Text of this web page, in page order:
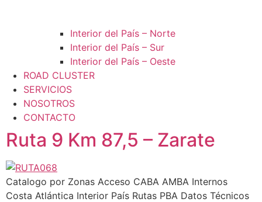
Interior del País – Norte
Interior del País – Sur
Interior del País – Oeste
ROAD CLUSTER
SERVICIOS
NOSOTROS
CONTACTO
Ruta 9 Km 87,5 – Zarate
Catalogo por Zonas Acceso CABA AMBA Internos
Costa Atlántica Interior País Rutas PBA Datos Técnicos